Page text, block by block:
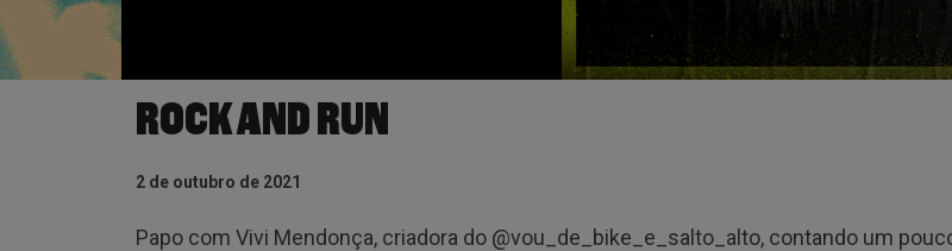
ROCK AND RUN
2 de outubro de 2021
Papo com Vivi Mendonça, criadora do @vou_de_bike_e_salto_alto, contando um